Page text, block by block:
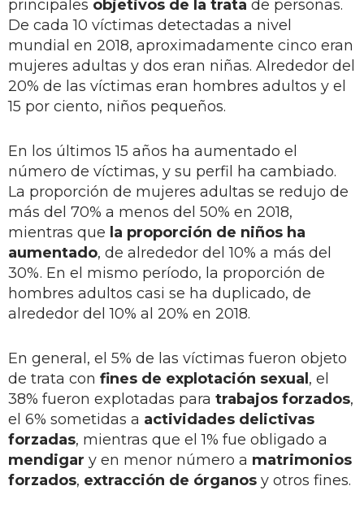
principales objetivos de la trata de personas.
De cada 10 víctimas detectadas a nivel
mundial en 2018, aproximadamente cinco eran
mujeres adultas y dos eran niñas. Alrededor del
20% de las víctimas eran hombres adultos y el
15 por ciento, niños pequeños.
En los últimos 15 años ha aumentado el
número de víctimas, y su perfil ha cambiado.
La proporción de mujeres adultas se redujo de
más del 70% a menos del 50% en 2018,
mientras que la proporción de niños ha
aumentado, de alrededor del 10% a más del
30%. En el mismo período, la proporción de
hombres adultos casi se ha duplicado, de
alrededor del 10% al 20% en 2018.
En general, el 5% de las víctimas fueron objeto
de trata con fines de explotación sexual, el
38% fueron explotadas para trabajos forzados,
el 6% sometidas a actividades delictivas
forzadas, mientras que el 1% fue obligado a
mendigar y en menor número a matrimonios
forzados, extracción de órganos y otros fines.